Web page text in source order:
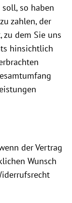
so haben
zahlen, der
dem Sie uns
hinsichtlich
der Vertrag
Wunsch